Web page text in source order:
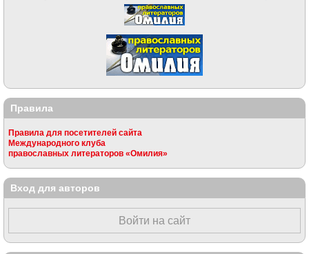
Правила
Правила для посетителей сайта
Международного клуба
православных литераторов «Омилия»
Вход для авторов
Войти на сайт